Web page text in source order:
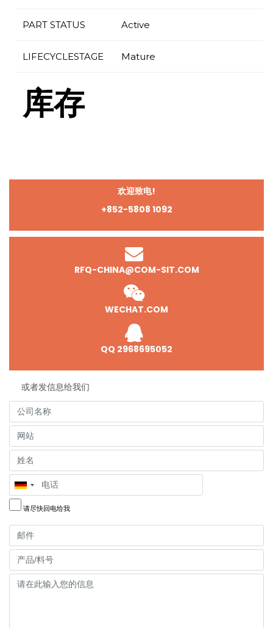
PART STATUS Active
LIFECYCLESTAGE Mature
库存
欢迎致电!
+852-5808 1092
RFQ-CHINA@COM-SIT.COM
WECHAT.COM
QQ 2968695052
或者发信息给我们
司
站
名
电
话
请尽快回电给我
件
品/